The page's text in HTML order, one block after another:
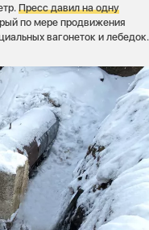
Пресс давил на одну
по мере продвижения
вагонеток и лебедок.